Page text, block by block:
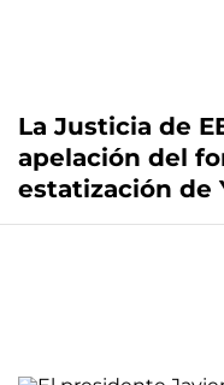
La Justicia de
apelación del
estatización de